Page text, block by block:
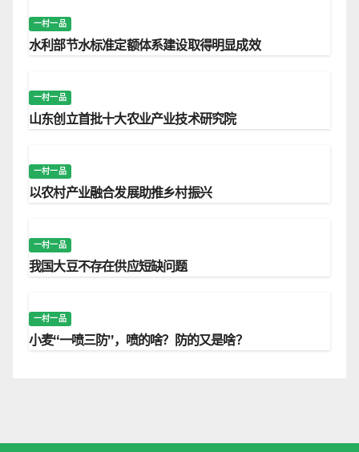
一村一品
水利部节水标准定额体系建设取得明显成效
一村一品
山东创立首批十大农业产业技术研究院
一村一品
以农村产业融合发展助推乡村振兴
一村一品
我国大豆不存在供应短缺问题
一村一品
小麦“一喷三防”，喷的啥？防的又是啥？